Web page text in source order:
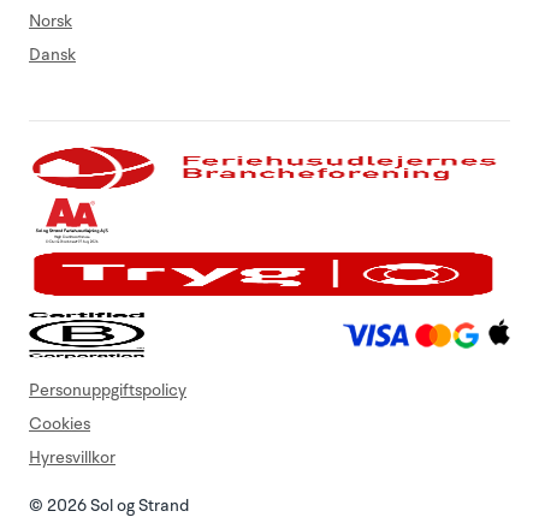
Norsk
Dansk
© 2026 Sol og Strand
Personuppgiftspolicy
Cookies
Hyresvillkor